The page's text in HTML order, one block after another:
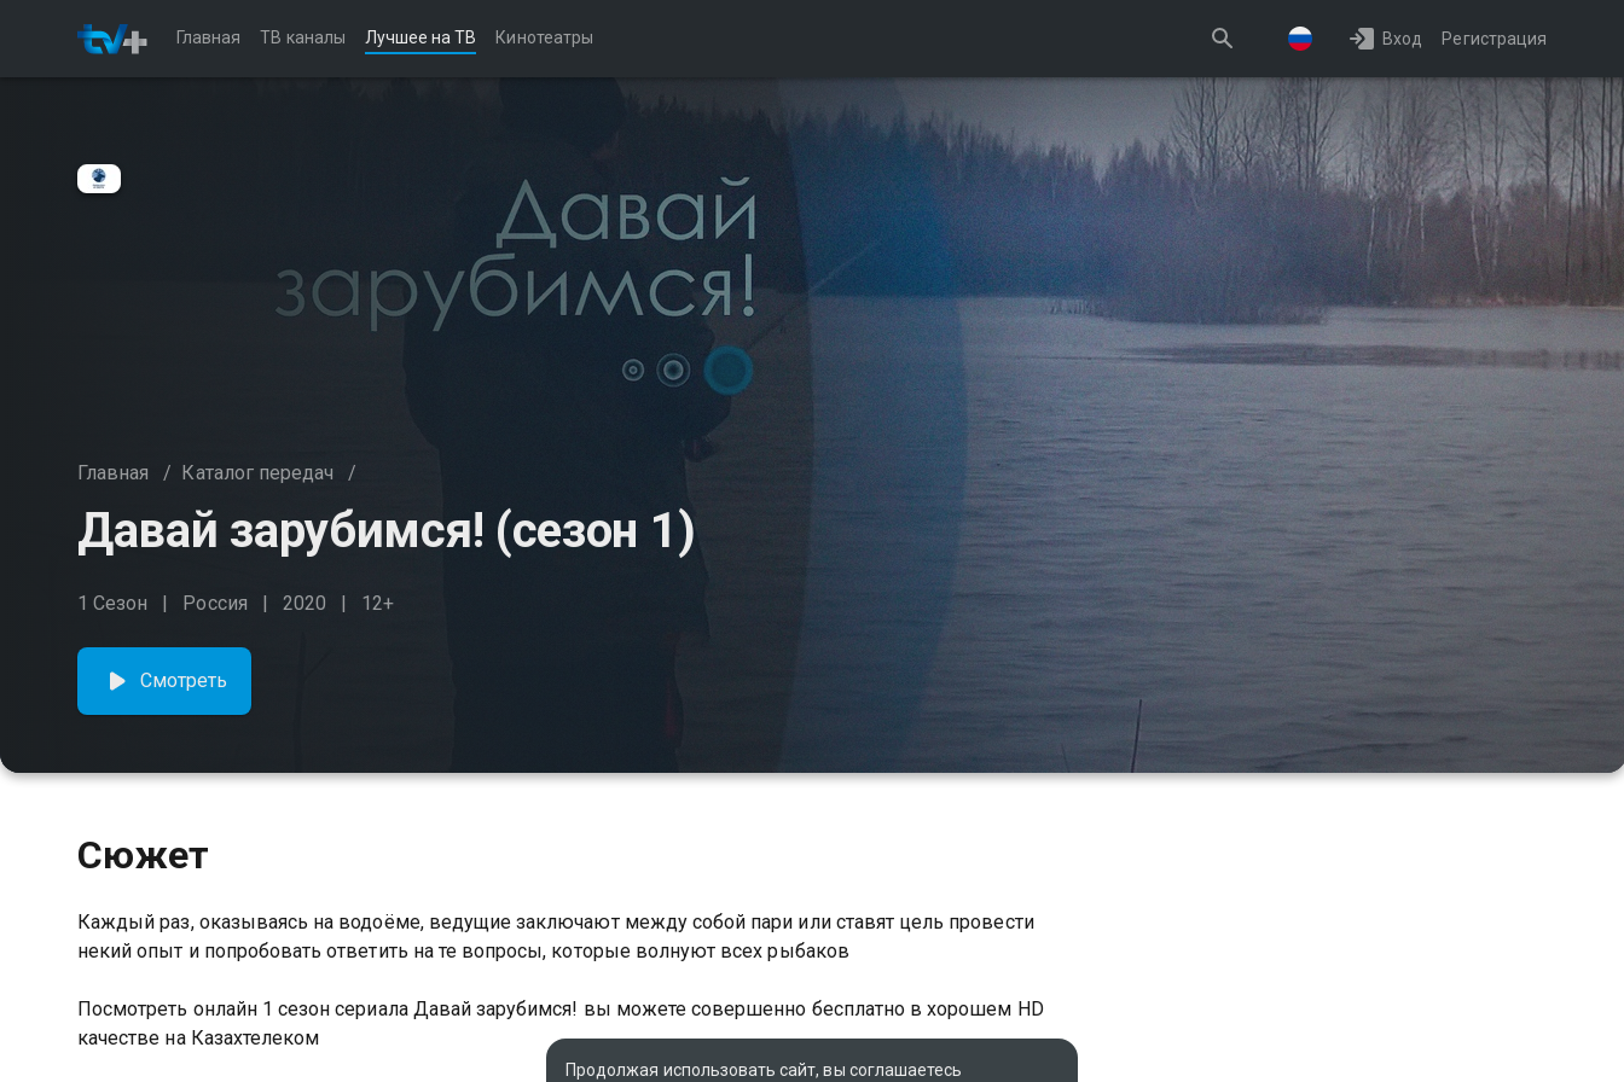
Главная ТВ каналы Лучшее на ТВ Кинотеатры Вход Регистрация
Главная / Каталог передач /
Давай зарубимся! (сезон 1)
1 Сезон Россия 2020 12+
Смотреть
Сюжет
Каждый раз, оказываясь на водоёме, ведущие заключают между собой пари или ставят цель провести
некий опыт и попробовать ответить на те вопросы, которые волнуют всех рыбаков
Посмотреть онлайн 1 сезон сериала Давай зарубимся! вы можете совершенно бесплатно в хорошем HD
качестве на Казахтелеком
Продолжая использовать сайт, вы соглашаетесь